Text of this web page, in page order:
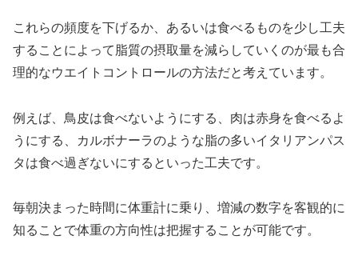
これらの頻度を下げるか、あるいは食べるものを少し工夫
することによって脂質の摂取量を減らしていくのが最も合
理的なウエイトコントロールの方法だと考えています。
例えば、鳥皮は食べないようにする、肉は赤身を食べるよ
うにする、カルボナーラのような脂の多いイタリアンパス
タは食べ過ぎないにするといった工夫です。
毎朝決まった時間に体重計に乗り、増減の数字を客観的に
知ることで体重の方向性は把握することが可能です。